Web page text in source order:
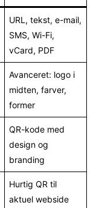
URL, tekst, e-mail,
SMS, Wi-Fi,
vCard, PDF
Avanceret: logo i
midten, farver,
former
QR-kode med
design og
branding
Hurtig QR til
aktuel webside